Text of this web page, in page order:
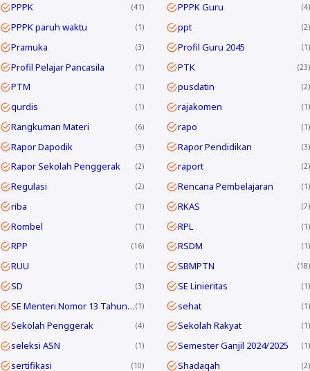
PPPK 41 PPPK Guru 4
PPPK paruh waktu 1 ppt 2
Pramuka 3 Profil Guru 2045 1
Profil Pelajar Pancasila 1 PTK 23
PTM 1 pusdatin 2
qurdis 1 rajakomen 1
Rangkuman Materi 6 rapo 1
Rapor Dapodik 3 Rapor Pendidikan 3
Rapor Sekolah Penggerak 2 raport 2
Regulasi 2 Rencana Pembelajaran 1
riba 1 RKAS 7
Rombel 1 RPL 1
RPP 16 RSDM 1
RUU 1 SBMPTN 18
SD 3 SE Linieritas 1
SE Menteri Nomor 13 Tahun 2025 1 sehat 1
Sekolah Penggerak 4 Sekolah Rakyat 1
seleksi ASN 1 Semester Ganjil 2024/2025 1
sertifikasi 10 Shadaqah 2